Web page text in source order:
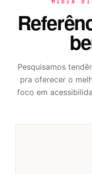
MÍDIA
Pesquisamos
pra oferecer o
foco em